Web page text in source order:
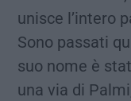
unisce l’intero
Sono passati
suo nome è
una via di